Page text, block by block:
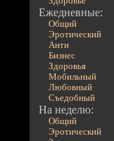
Ежедневные:
Общий
Эротический
Анти
Бизнес
Здоровья
Мобильный
Любовный
Съедобный
На неделю:
Общий
Эротический